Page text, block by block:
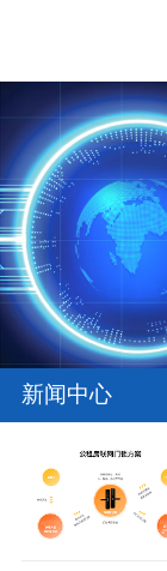
新闻中心